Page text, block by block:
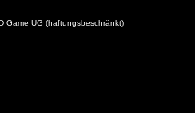
Game UG (haftungsbeschränkt)